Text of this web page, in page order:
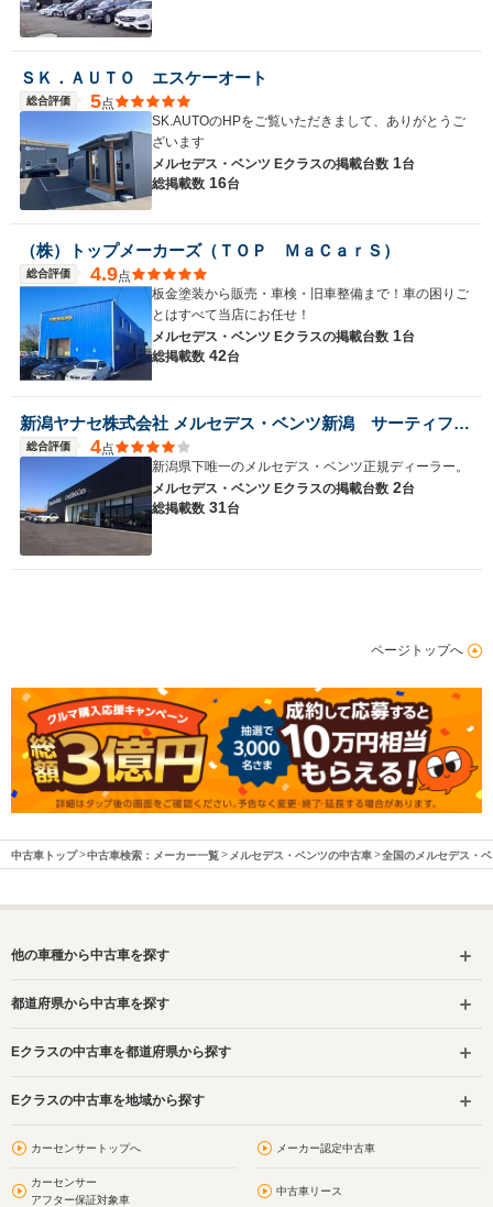
ＳＫ．ＡＵＴＯ エスケーオート
総合評価 5点
SK.AUTOのHPをご覧いただきまして、ありがとうご
ざいます
メルセデス・ベンツ Eクラスの掲載台数 1台
総掲載数 16台
（株）トップメーカーズ（ＴＯＰ ＭａＣａｒＳ）
総合評価 4.9点
板金塗装から販売・車検・旧車整備まで！車の困りご
とはすべて当店にお任せ！
メルセデス・ベンツ Eクラスの掲載台数 1台
総掲載数 42台
新潟ヤナセ株式会社 メルセデス・ベンツ新潟 サーティファイドカーセンター
総合評価 4点
新潟県下唯一のメルセデス・ベンツ正規ディーラー。
メルセデス・ベンツ Eクラスの掲載台数 2台
総掲載数 31台
ページトップへ
中古車トップ 中古車検索：メーカー一覧 メルセデス・ベンツの中古車 全国のメルセデス・
他の車種から中古車を探す
都道府県から中古車を探す
Eクラスの中古車を都道府県から探す
Eクラスの中古車を地域から探す
カーセンサートップへ メーカー認定中古車
カーセンサー
アフター保証対象車
中古車リース